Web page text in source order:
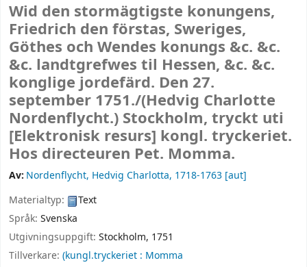
Wid den stormägtigste konungens,
Friedrich den förstas, Sweriges,
Göthes och Wendes konungs &c. &c.
&c. landtgrefwes til Hessen, &c. &c.
konglige jordefärd. Den 27.
september 1751./(Hedvig Charlotte
Nordenflycht.) Stockholm, tryckt uti
[Elektronisk resurs] kongl. tryckeriet.
Hos directeuren Pet. Momma.
Av: Nordenflycht, Hedvig Charlotta, 1718-1763 [aut]
Materialtyp:
Text
Språk: Svenska
Utgivningsuppgift: Stockholm, 1751
Tillverkare: (kungl.tryckeriet : Momma